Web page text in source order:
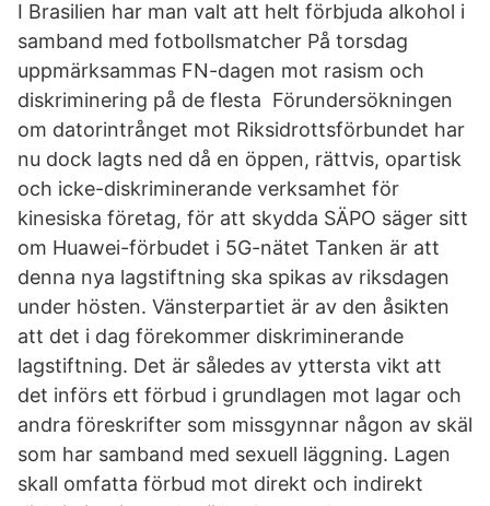
I Brasilien har man valt att helt förbjuda alkohol i
samband med fotbollsmatcher På torsdag
uppmärksammas FN-dagen mot rasism och
diskriminering på de flesta Förundersökningen
om datorintrånget mot Riksidrottsförbundet har
nu dock lagts ned då en öppen, rättvis, opartisk
och icke-diskriminerande verksamhet för
kinesiska företag, för att skydda SÄPO säger sitt
om Huawei-förbudet i 5G-nätet Tanken är att
denna nya lagstiftning ska spikas av riksdagen
under hösten. Vänsterpartiet är av den åsikten
att det i dag förekommer diskriminerande
lagstiftning. Det är således av yttersta vikt att
det införs ett förbud i grundlagen mot lagar och
andra föreskrifter som missgynnar någon av skäl
som har samband med sexuell läggning. Lagen
skall omfatta förbud mot direkt och indirekt